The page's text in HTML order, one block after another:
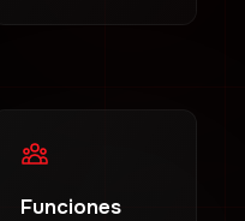
Funciones